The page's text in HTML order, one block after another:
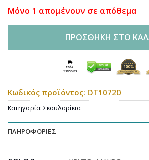
Μόνο 1 απομένουν σε απόθεμα
ΠΡΟΣΘΉΚΗ ΣΤΟ
Κωδικός προϊόντος: DT10720
Κατηγορία: Σκουλαρίκια
ΠΛΗΡΟΦΟΡΊΕΣ